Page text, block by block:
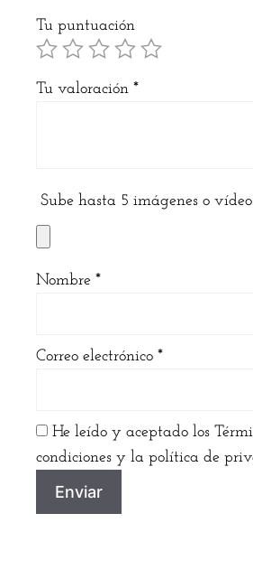
Tu puntuación
Tu valoración *
Sube hasta 5 imágenes o
Nombre *
Correo electrónico *
He leído y aceptado los
condiciones y la política de